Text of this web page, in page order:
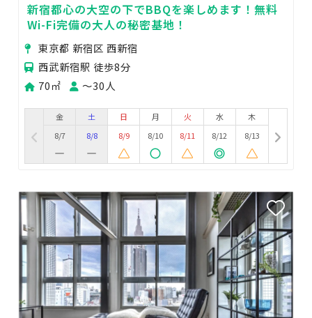
新宿都心の大空の下でBBQを楽しめます！無料
Wi-Fi完備の大人の秘密基地！
東京都 新宿区 西新宿
西武新宿駅 徒歩8分
70㎡
〜30人
金
8/7
土
8/8
日
8/9
月
8/10
火
8/11
水
8/12
木
8/13